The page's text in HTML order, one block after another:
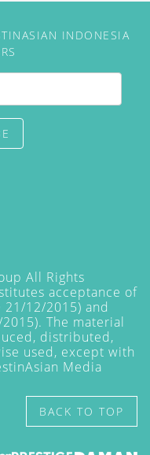
INDONESIA
All Rights
acceptance of
12/2015) and
The material
distributed,
used, except with
Media
BACK TO TOP